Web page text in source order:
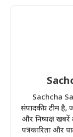
Sachcha
संपादकीय टीम
और निष्पक्ष खबरें
पत्रकारिता और